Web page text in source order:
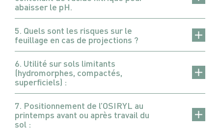
abaisser le pH.
5. Quels sont les risques sur le
feuillage en cas de projections ?
6. Utilité sur sols limitants
(hydromorphes, compactés,
superficiels) :
7. Positionnement de l’OSIRYL au
printemps avant ou après travail du
sol :